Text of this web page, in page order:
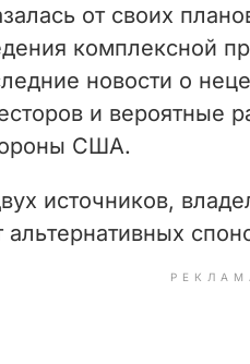
d
e
o
от своих
комплексной
новости о
и вероятные
США.
источников,